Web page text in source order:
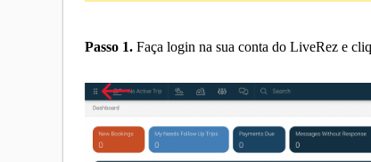
Passo 1.Faça login na sua conta do LiveRez e